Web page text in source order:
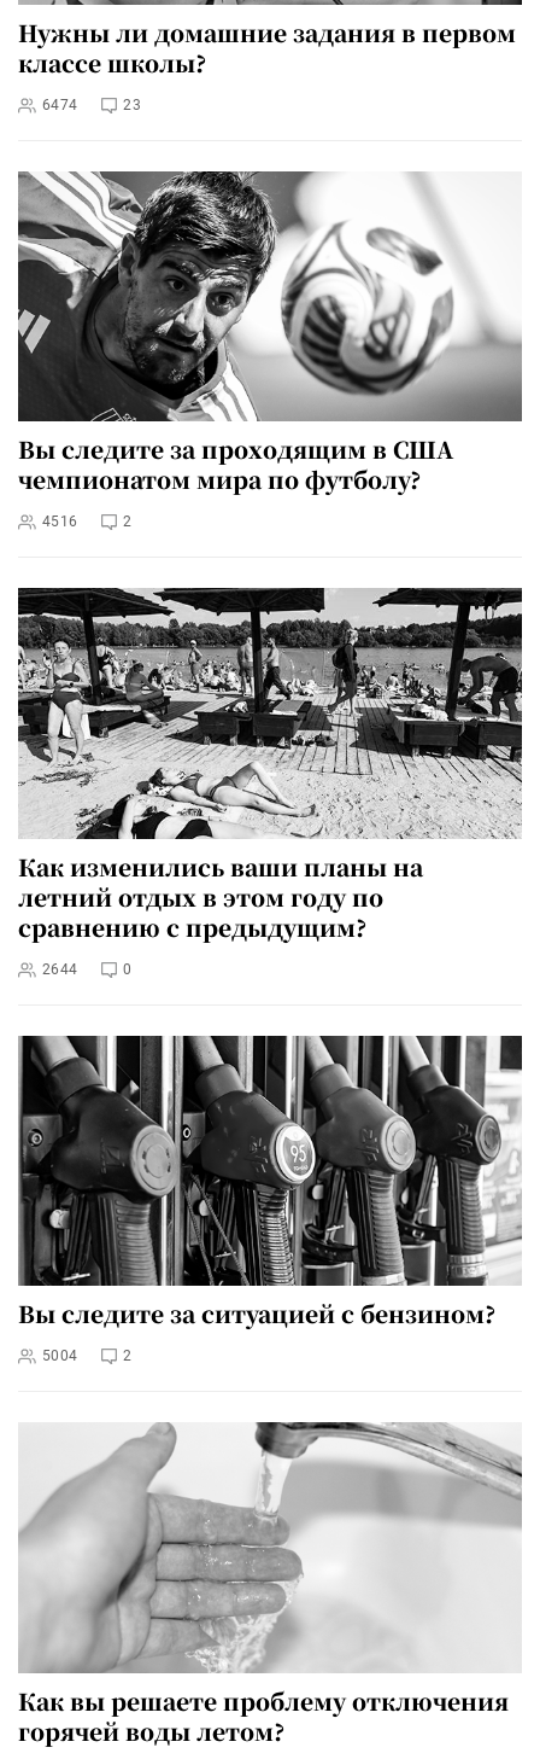
Нужны ли домашние задания в первом
классе школы?
6474 23
Вы следите за проходящим в США
чемпионатом мира по футболу?
4516 2
Как изменились ваши планы на
летний отдых в этом году по
сравнению с предыдущим?
2644 0
Вы следите за ситуацией с бензином?
5004 2
Как вы решаете проблему отключения
горячей воды летом?